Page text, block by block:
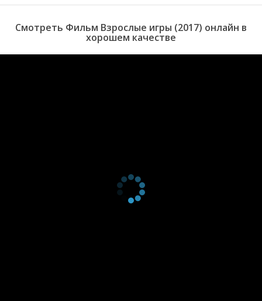
ее отчим знакомит девушку со своим сыном от первого брака.
Оказывается, он только что выписался из реабилитационного
центра, где проходил лечение от наркозависимости и
Смотреть Фильм Взрослые игры (2017) онлайн в
хорошем качестве